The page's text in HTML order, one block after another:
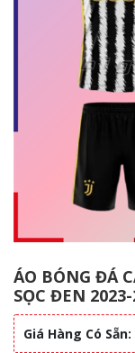
ÁO BÓNG ĐÁ
SỌC ĐEN
Giá Hàng Có Sẵn: